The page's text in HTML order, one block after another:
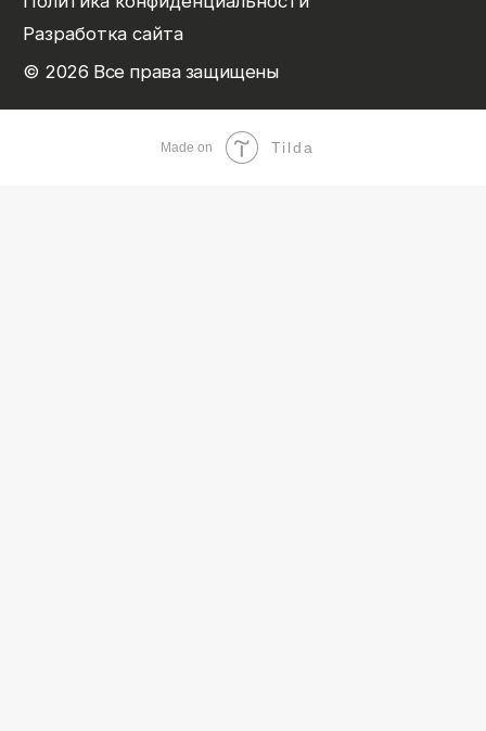
Made on Tilda